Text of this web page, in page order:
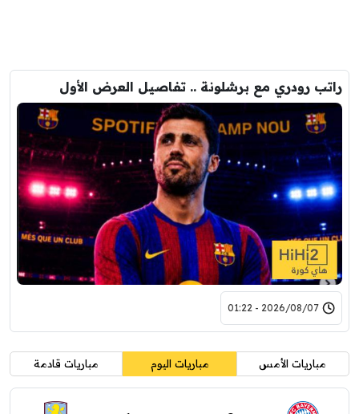
راتب رودري مع برشلونة .. تفاصيل العرض الأول
2026/08/07 - 01:22
مباريات الأمس مباريات اليوم مباريات قادمة